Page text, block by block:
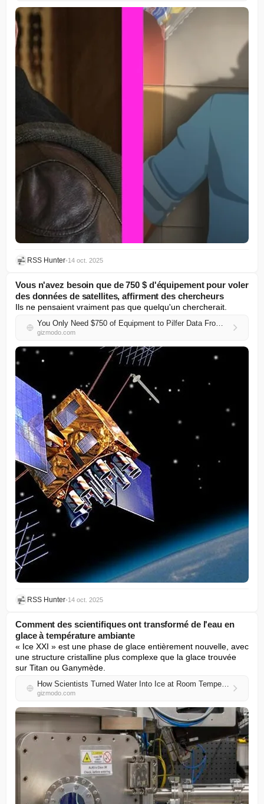
RSS Hunter•14 oct. 2025
Vous n'avez besoin que de 750 $ d'équipement pour voler
des données de satellites, affirment des chercheurs
Ils ne pensaient vraiment pas que quelqu'un chercherait.
You Only Need $750 of Equipment to Pilfer Data From Satellites, Researchers Say
gizmodo.com
RSS Hunter•14 oct. 2025
Comment des scientifiques ont transformé de l'eau en
glace à température ambiante
« Ice XXI » est une phase de glace entièrement nouvelle, avec
une structure cristalline plus complexe que la glace trouvée
sur Titan ou Ganymède.
How Scientists Turned Water Into Ice at Room Temperature
gizmodo.com